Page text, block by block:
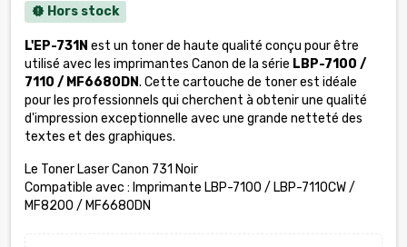
new_releases Hors stock
L'EP-731N est un toner de haute qualité conçu pour être
utilisé avec les imprimantes Canon de la série LBP-7100 /
7110 / MF6680DN. Cette cartouche de toner est idéale
pour les professionnels qui cherchent à obtenir une qualité
d'impression exceptionnelle avec une grande netteté des
textes et des graphiques.
Le Toner Laser Canon 731 Noir
Compatible avec : Imprimante LBP-7100 / LBP-7110CW /
MF8200 / MF6680DN